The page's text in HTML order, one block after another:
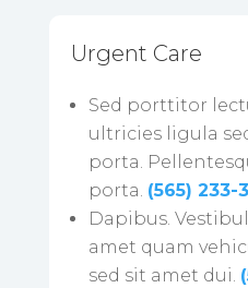
Urgent Care
Sed porttitor
ultricies ligula
porta.
porta. (565) 233-
Dapibus.
amet quam
sed sit amet dui.